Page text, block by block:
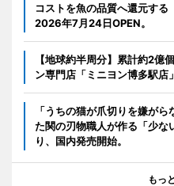
コストを魚の品質へ還元す
2026年7月24日OPEN。
【地球約半周分】累計約2億
ン専門店「ミニヨン博多駅
「うちの猫が爪切りを嫌が
た関の刃物職人が作る「少な
り、国内発売開始。
もっ